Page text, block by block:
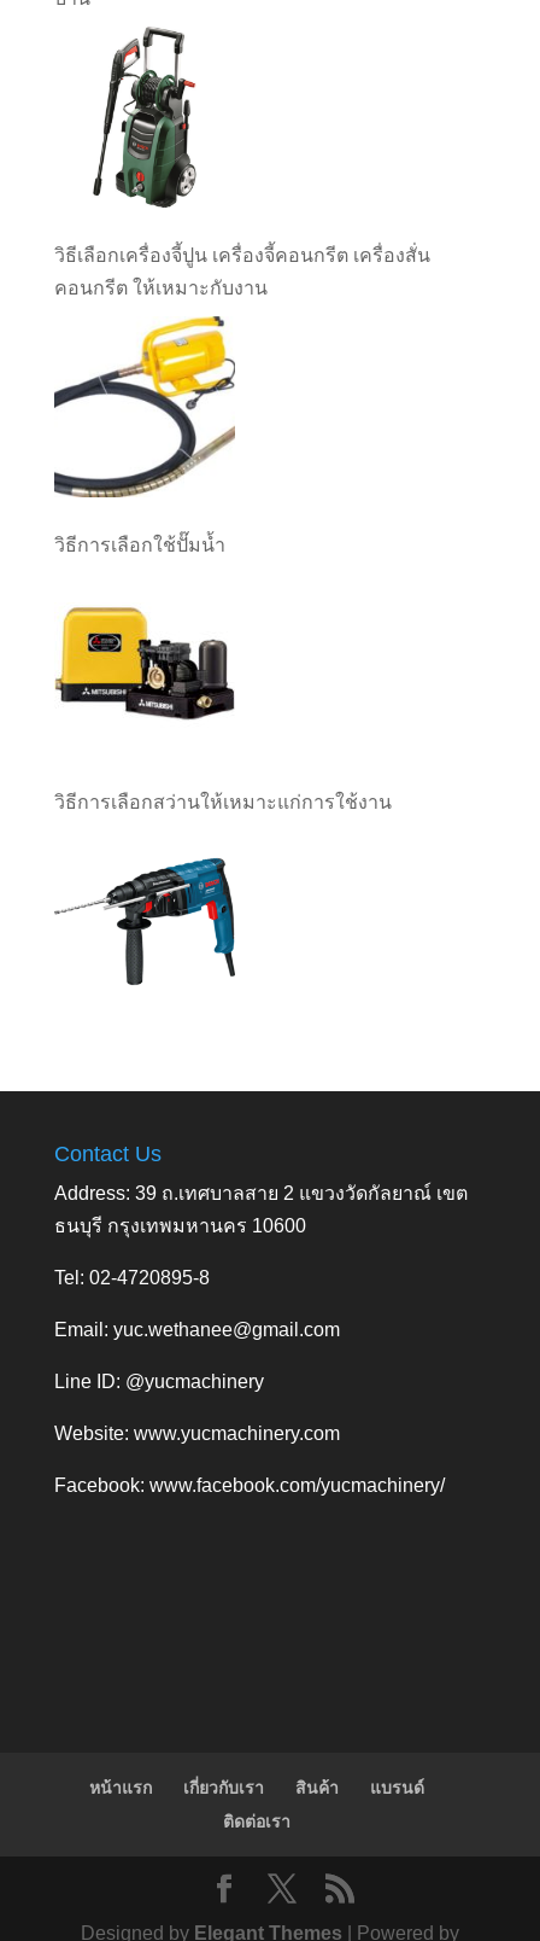
วิธีเลือกเครื่องจี้ปูน เครื่องจี้คอนกรีต เครื่องสั่น
คอนกรีต ให้เหมาะกับงาน
วิธีการเลือกใช้ปั๊มน้ำ
วิธีการเลือกสว่านให้เหมาะแก่การใช้งาน
Contact Us
Address: 39 ถ.เทศบาลสาย 2 แขวงวัดกัลยาณ์ เขต
ธนบุรี กรุงเทพมหานคร 10600
Tel: 02-4720895-8
Email: yuc.wethanee@gmail.com
Line ID: @yucmachinery
Website: www.yucmachinery.com
Facebook: www.facebook.com/yucmachinery/
หน้าแรก เกี่ยวกับเรา สินค้า
แบรนด์
ติดต่อเรา
Designed by Elegant Themes | Powered by